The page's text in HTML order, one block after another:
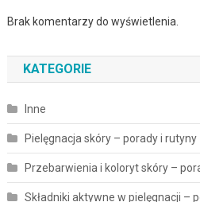
Brak komentarzy do wyświetlenia.
KATEGORIE
Inne
Pielęgnacja skóry – porady i rutyny
Przebarwienia i koloryt skóry –
Składniki aktywne w pielęgnacji –